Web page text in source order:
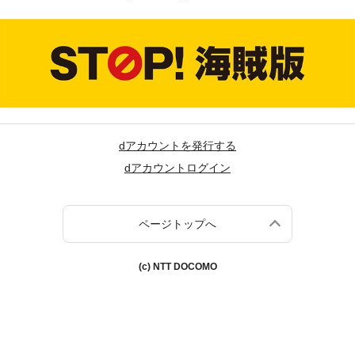
dアカウントを発行する
dアカウントログイン
ページトップへ
(c) NTT DOCOMO